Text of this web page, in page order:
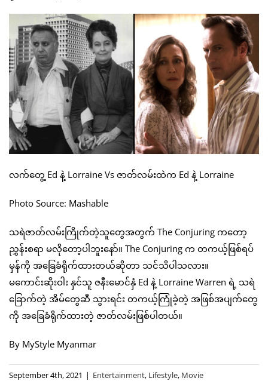
လက်တွေ့ Ed နဲ့ Lorraine Vs ဇာတ်လမ်းထဲက Ed နဲ့ Lorraine
Photo Source: Mashable
သရဲဇာတ်လမ်းကြိုက်တဲ့သူတွေအတွက် The Conjuring ကတော့
ညွှန်းစရာ မလိုတော့ပါဘူးနော်။ The Conjuring က တကယ့်ဖြစ်ရပ်
မှန်ကို အခြေခံရိုက်ထားတယ်ဆိုတာ သင်သိပါသလား။
မကောင်းဆိုးဝါး နှင်သူ ဇနီးမောင်နှံ Ed နဲ့ Lorraine Warren ရဲ့ သရဲ
ခြောက်တဲ့ အိမ်တွေဆီ သွားရင်း တကယ့်ကြုံခဲ့တဲ့ အဖြစ်အပျက်တွေ
ကို အခြေခံရိုက်ထားတဲ့ ဇာတ်လမ်းဖြစ်ပါတယ်။
By MyStyle Myanmar
September 4th, 2021 | Entertainment, Lifestyle, Movie